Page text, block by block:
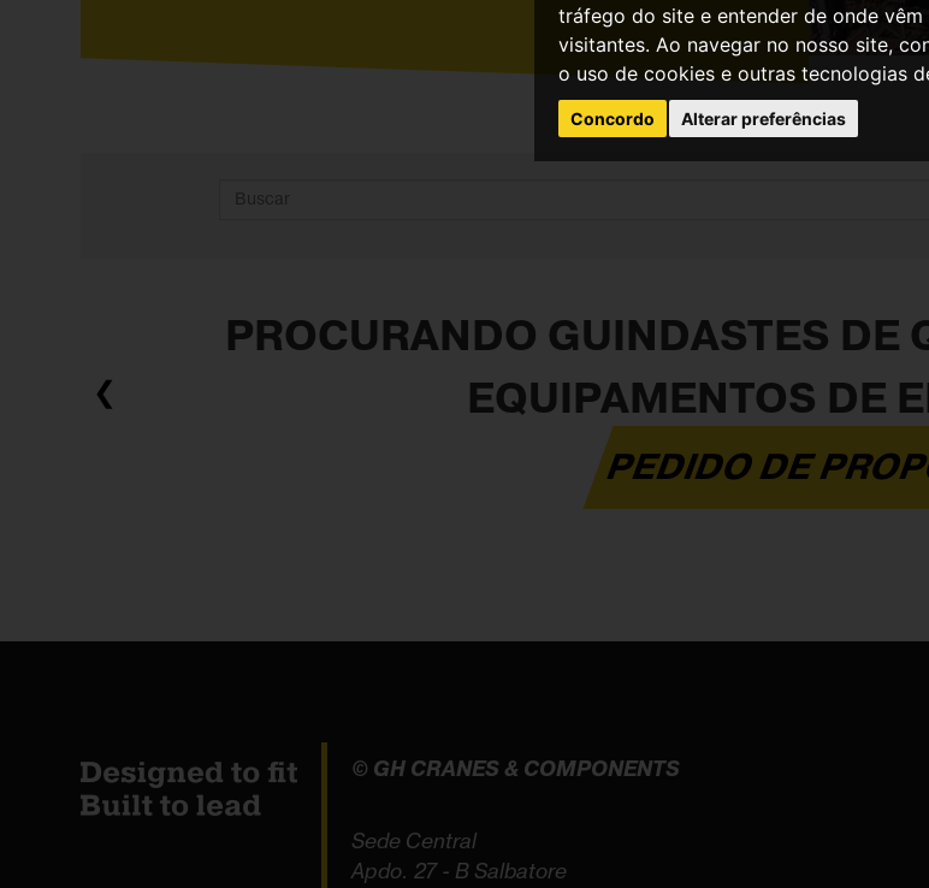
tráfego do site e entender de onde vêm
visitantes. Ao navegar no nosso site,
o uso de cookies e outras tecnologias
Concordo Alterar preferências
❮
PROCURANDO GUINDASTES DE
EQUIPAMENTOS DE
PEDIDO DE
© GH CRANES & COMPONENTS
Sede Central
Apdo. 27 - B Salbatore